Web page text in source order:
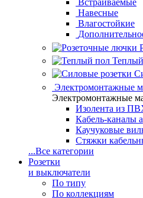
Встраиваемые
Навесные
Влагостойкие
Электромонтажные
Электромонтажные
Изолента из
Кабель-каналы
Каучуковые
Стяжки
...Все категории
Розетки
и выключатели
По типу
По коллекциям